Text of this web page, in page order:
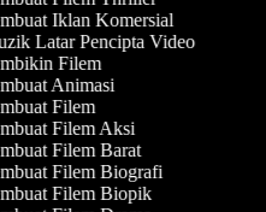
Iklan Komersial
Latar Pencipta Video
Filem
Animasi
Filem
Filem Aksi
Filem Barat
Filem Biografi
Filem Biopik